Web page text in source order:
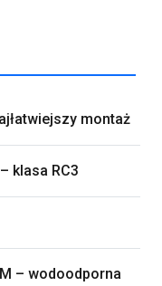
montaż
klasa RC3
– wodoodporna